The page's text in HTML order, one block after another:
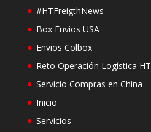
#HTFreigthNews
Box Envios USA
Envios Colbox
Reto Operación Logística HT
Servicio Compras en China
Inicio
Servicios